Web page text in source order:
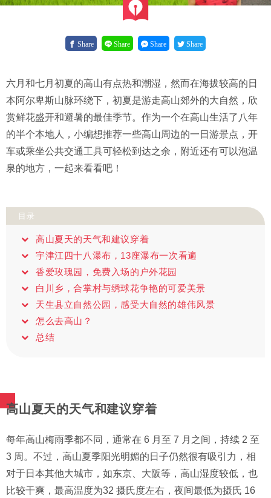
Share Share Share Share
六月和七月初夏的高山有点热和潮湿，然而在海拔较高的日
本阿尔卑斯山脉环绕下，初夏是游走高山郊外的大自然，欣
赏鲜花盛开和避暑的最佳季节。作为一个在高山生活了八年
的半个本地人，小编想推荐一些高山周边的一日游景点，开
车或乘坐公共交通工具可轻松到达之余，附近还有可以泡温
泉的地方，一起来看看吧！
目录
高山夏天的天气和建议穿着
宇津江四十八瀑布，13座瀑布一次看遍
香爱玫瑰园，免费入场的户外花园
白川乡，合掌村与绣球花争艳的可爱美景
天生县立自然公园，感受大自然的雄伟风景
怎么去高山？
总结
高山夏天的天气和建议穿着
每年高山梅雨季都不同，通常在 6 月至 7 月之间，持续 2 至
3 周。不过，高山夏季阳光明媚的日子仍然很有吸引力，相
对于日本其他大城市，如东京、大阪等，高山湿度较低，也
比较干爽，最高温度为32 摄氏度左右，夜间最低为摄氏 16